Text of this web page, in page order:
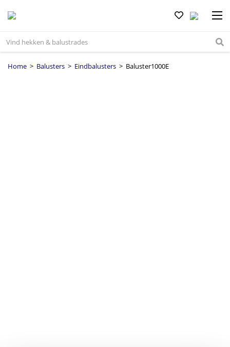
Home > Balusters > Eindbalusters > Baluster1000E